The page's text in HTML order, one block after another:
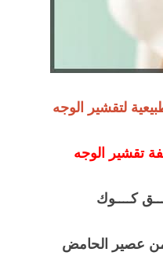
لتقشير الوجه
تقشير الوجه